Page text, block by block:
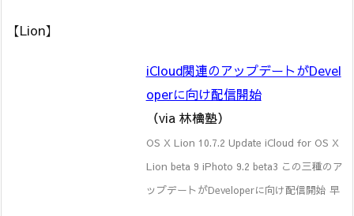
【Lion】
iCloud関連のアップデートがDevel
operに向け配信開始
（via 林檎塾）
OS X Lion 10.7.2 Update iCloud for OS X
Lion beta 9 iPhoto 9.2 beta3 この三種のア
ップデートがDeveloperに向け配信開始 早